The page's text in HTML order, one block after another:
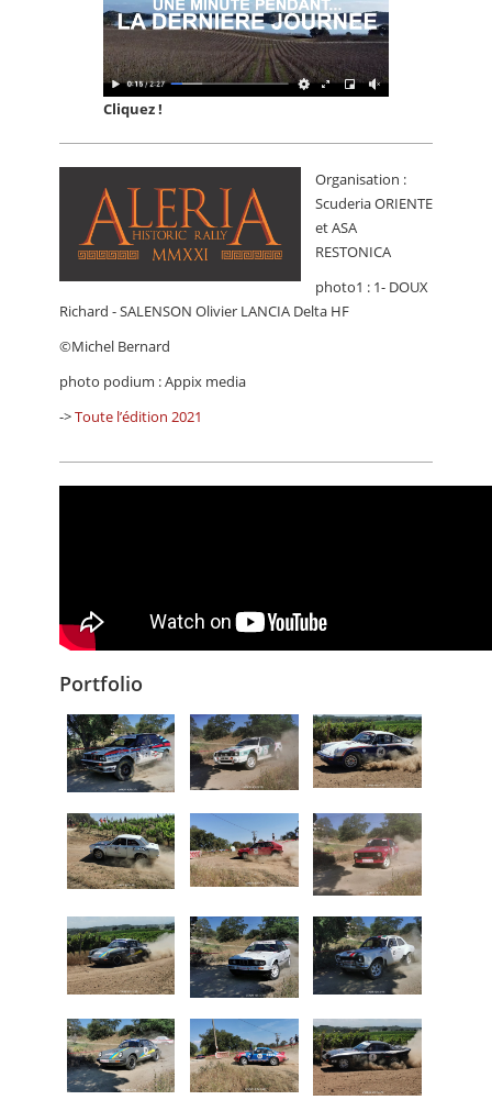
Cliquez !
Organisation :
Scuderia ORIENTE
et ASA
RESTONICA
photo1 : 1- DOUX
Richard - SALENSON Olivier LANCIA Delta HF
©Michel Bernard
photo podium : Appix media
->Toute l’édition 2021
Portfolio